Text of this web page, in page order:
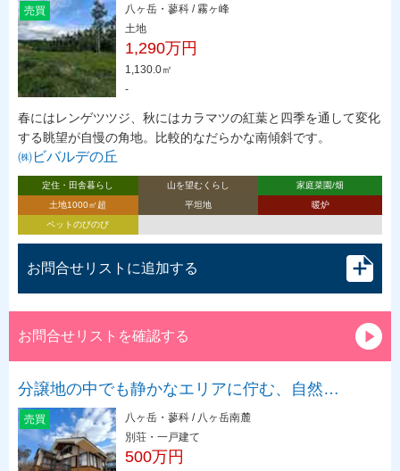
売買
八ヶ岳・蓼科 / 霧ヶ峰
土地
1,290万円
1,130.0㎡
-
春にはレンゲツツジ、秋にはカラマツの紅葉と四季を通して変化
する眺望が自慢の角地。比較的なだらかな南傾斜です。
㈱ビバルデの丘
定住・田舎暮らし 山を望むくらし
家庭菜園/畑
土地1000㎡超
平坦地
暖炉
ペットのびのび
お問合せリストに追加する
お問合せリストを確認する
分譲地の中でも静かなエリアに佇む、自然…
売買
八ヶ岳・蓼科 / 八ヶ岳南麓
別荘・一戸建て
500万円